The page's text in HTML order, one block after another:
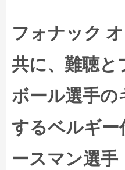
フォナック
共に、難聴と
ボール選手の
するベルギ
ースマン選手